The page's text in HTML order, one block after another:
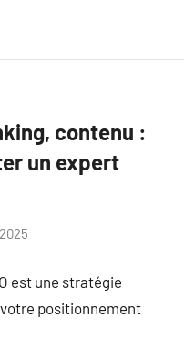
contenu :
un expert
est une stratégie
positionnement